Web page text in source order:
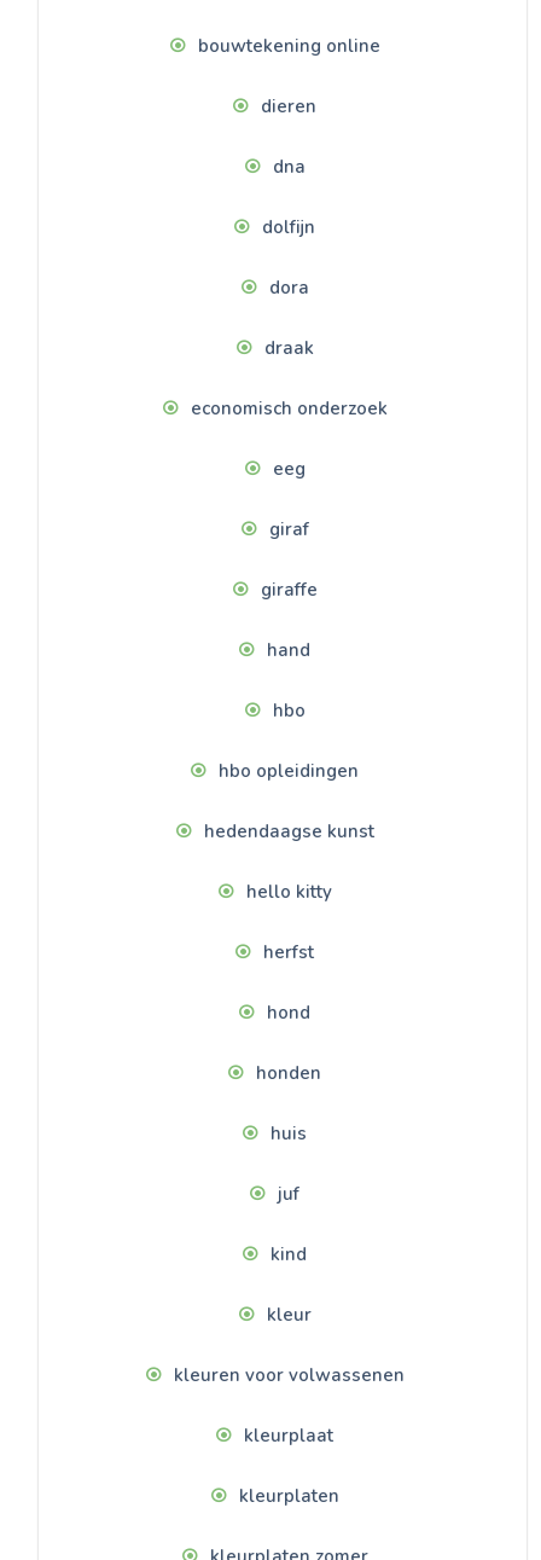
bouwtekening online
dieren
dna
dolfijn
dora
draak
economisch onderzoek
eeg
giraf
giraffe
hand
hbo
hbo opleidingen
hedendaagse kunst
hello kitty
herfst
hond
honden
huis
juf
kind
kleur
kleuren voor volwassenen
kleurplaat
kleurplaten